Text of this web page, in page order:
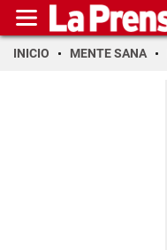
INICIO MENTE SANA